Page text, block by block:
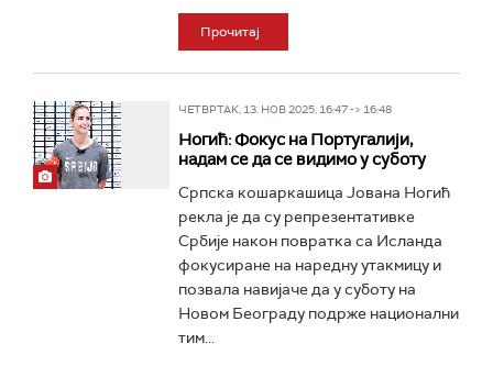
Прочитај
ЧЕТВРТАК, 13. НОВ 2025, 16:47 -> 16:48
Ногић: Фокус на Португалији,
надам се да се видимо у суботу
Српска кошаркашица Јована Ногић
рекла је да су репрезентативке
Србије након повратка са Исланда
фокусиране на наредну утакмицу и
позвала навијаче да у суботу на
Новом Београду подрже национални
тим...